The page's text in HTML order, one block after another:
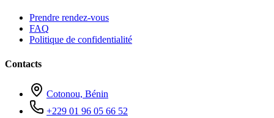
Prendre rendez-vous
FAQ
Politique de confidentialité
Contacts
Cotonou, Bénin
+229 01 96 05 66 52